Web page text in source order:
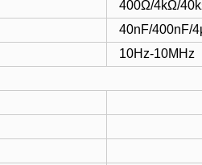
400Ω/4kΩ/
40nF/400nF/
10Hz-10MHz